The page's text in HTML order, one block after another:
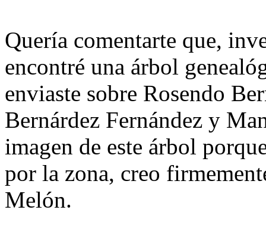
Quería comentarte que,
encontré una árbol
enviaste sobre Rosendo
Bernárdez Fernández y
imagen de este árbol
por la zona, creo
Melón.